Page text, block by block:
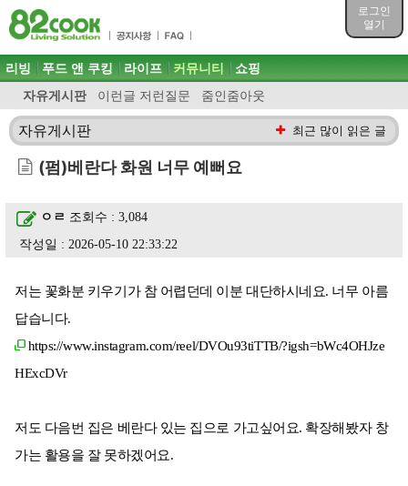
로그인
열기
목차
주메뉴 바로가기
컨텐츠 바로가기
검색 바로가기
로그인 바로가기
주메뉴
리빙 푸드 앤 쿠킹 라이프 커뮤니티
자유게시판 이런글 저런질문 줌인줌아웃
쇼핑
자유게시판 최근 많이 읽은 글
(펌)베란다 화원 너무 예뻐요
ㅇㄹ 조회수 : 3,084
작성일 : 2026-05-10 22:33:22
저는 꽃화분 키우기가 참 어렵던데 이분 대단하시네요. 너무 아름
답습니다.
https://www.instagram.com/reel/DVOu93tiTTB/?igsh=bWc4OHJze
HExcDVr
저도 다음번 집은 베란다 있는 집으로 가고싶어요. 확장해봤자 창
가는 활용을 잘 못하겠어요.